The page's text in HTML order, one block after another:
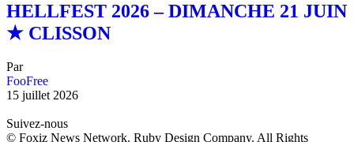
HELLFEST 2026 – DIMANCHE 21 JUIN
★ CLISSON
Par
FooFree
15 juillet 2026
Suivez-nous
© Foxiz News Network. Ruby Design Company. All Rights